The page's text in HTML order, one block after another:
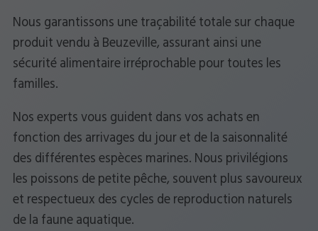
Nous garantissons une traçabilité totale sur chaque
produit vendu à Beuzeville, assurant ainsi une
sécurité alimentaire irréprochable pour toutes les
familles.
Nos experts vous guident dans vos achats en
fonction des arrivages du jour et de la saisonnalité
des différentes espèces marines. Nous privilégions
les poissons de petite pêche, souvent plus savoureux
et respectueux des cycles de reproduction naturels
de la faune aquatique.